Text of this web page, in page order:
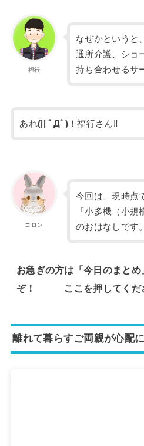
福行
なぜかというと
通所介護、ショ
持ち合わせるサ
あれ(|| ﾟДﾟ)！福行さん‼
コロン
今回は、現時点
「小多機（小規
のおはなしです。
お急ぎの方は「今日のまとめ
ぞ！ ここを押してくだ
離れて暮らすご両親が心配